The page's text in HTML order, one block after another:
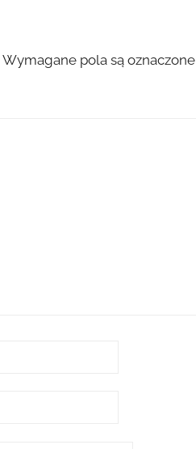
Wymagane pola są oznaczone